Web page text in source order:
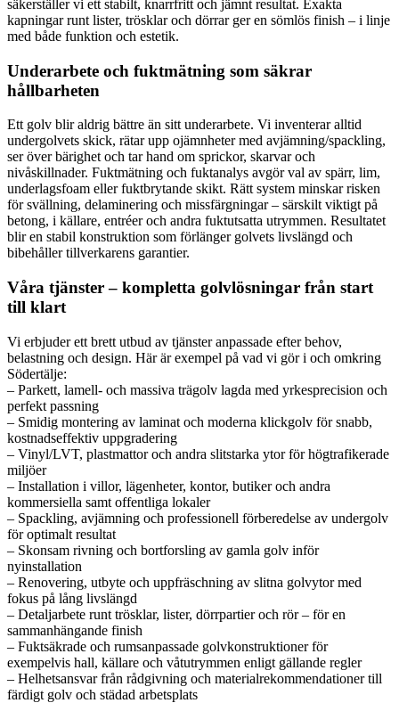
säkerställer vi ett stabilt, knarrfritt och jämnt resultat. Exakta
kapningar runt lister, trösklar och dörrar ger en sömlös finish – i linje
med både funktion och estetik.
Underarbete och fuktmätning som säkrar
hållbarheten
Ett golv blir aldrig bättre än sitt underarbete. Vi inventerar alltid
undergolvets skick, rätar upp ojämnheter med avjämning/spackling,
ser över bärighet och tar hand om sprickor, skarvar och
nivåskillnader. Fuktmätning och fuktanalys avgör val av spärr, lim,
underlagsfoam eller fuktbrytande skikt. Rätt system minskar risken
för svällning, delaminering och missfärgningar – särskilt viktigt på
betong, i källare, entréer och andra fuktutsatta utrymmen. Resultatet
blir en stabil konstruktion som förlänger golvets livslängd och
bibehåller tillverkarens garantier.
Våra tjänster – kompletta golvlösningar från start
till klart
Vi erbjuder ett brett utbud av tjänster anpassade efter behov,
belastning och design. Här är exempel på vad vi gör i och omkring
Södertälje:
– Parkett, lamell- och massiva trägolv lagda med yrkesprecision och
perfekt passning
– Smidig montering av laminat och moderna klickgolv för snabb,
kostnadseffektiv uppgradering
– Vinyl/LVT, plastmattor och andra slitstarka ytor för högtrafikerade
miljöer
– Installation i villor, lägenheter, kontor, butiker och andra
kommersiella samt offentliga lokaler
– Spackling, avjämning och professionell förberedelse av undergolv
för optimalt resultat
– Skonsam rivning och bortforsling av gamla golv inför
nyinstallation
– Renovering, utbyte och uppfräschning av slitna golvytor med
fokus på lång livslängd
– Detaljarbete runt trösklar, lister, dörrpartier och rör – för en
sammanhängande finish
– Fuktsäkrade och rumsanpassade golvkonstruktioner för
exempelvis hall, källare och våtutrymmen enligt gällande regler
– Helhetsansvar från rådgivning och materialrekommendationer till
färdigt golv och städad arbetsplats